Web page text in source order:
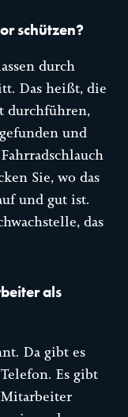
schützen?
durch
Das heißt, die
durchführen,
und
Sie, wo das
und gut ist.
das
als
Da gibt es
Es gibt